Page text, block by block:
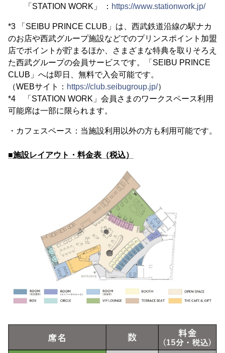
「STATION WORK」 ： https://www.stationwork.jp/
*3 「SEIBU PRINCE CLUB」は、西武鉄道沿線の駅ナカ
のお店や西武グループ施設などでのプリンスポイント加盟
店でポイントが貯まるほか、さまざまな特典を取りそろえ
た西武グループの会員サービスです。「SEIBU PRINCE
CLUB」へは即日、無料で入会可能です。
（WEBサイト： https://club.seibugroup.jp/）
*4 「STATION WORK」会員さまのワークスペース利用
可能席は一部に限られます。
・カフェスペース：当施設利用以外の方も利用可能です。
■施設レイアウト・料金表（税込）